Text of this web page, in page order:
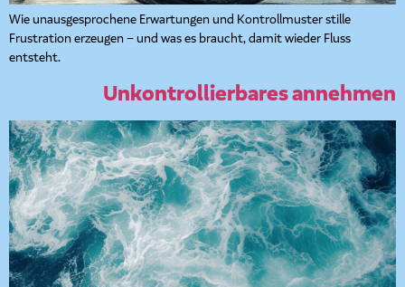
Wie unausgesprochene Erwartungen und Kontrollmuster stille
Frustration erzeugen – und was es braucht, damit wieder Fluss
entsteht.
Unkontrollierbares annehmen